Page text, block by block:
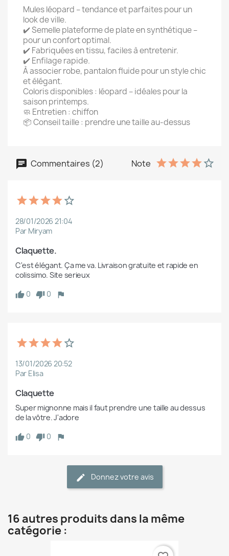
Mules léopard – tendance et parfaites pour un
look de ville.
✔️ Semelle plateforme de plate en synthétique –
pour un confort optimal.
✔️ Fabriquées en tissu, faciles à entretenir.
✔️ Enfilage rapide.
À associer robe, pantalon fluide pour un style chic
et élégant.
Coloris disponibles : léopard – idéales pour la
saison printemps.
🧼 Entretien : chiffon
📦 Conseil taille : prendre une taille au-dessus
Commentaires (2) Note
28/01/2026 21:04
Par Miryam
Claquette.
C'est élégant. Ça me va. Livraison gratuite et rapide en
colissimo. Site serieux
0
0
13/01/2026 20:52
Par Elisa
Claquette
Super mignonne mais il faut prendre une taille au dessus
de la vôtre. J'adore
0
0
Donnez votre avis
16 autres produits dans la même
catégorie :